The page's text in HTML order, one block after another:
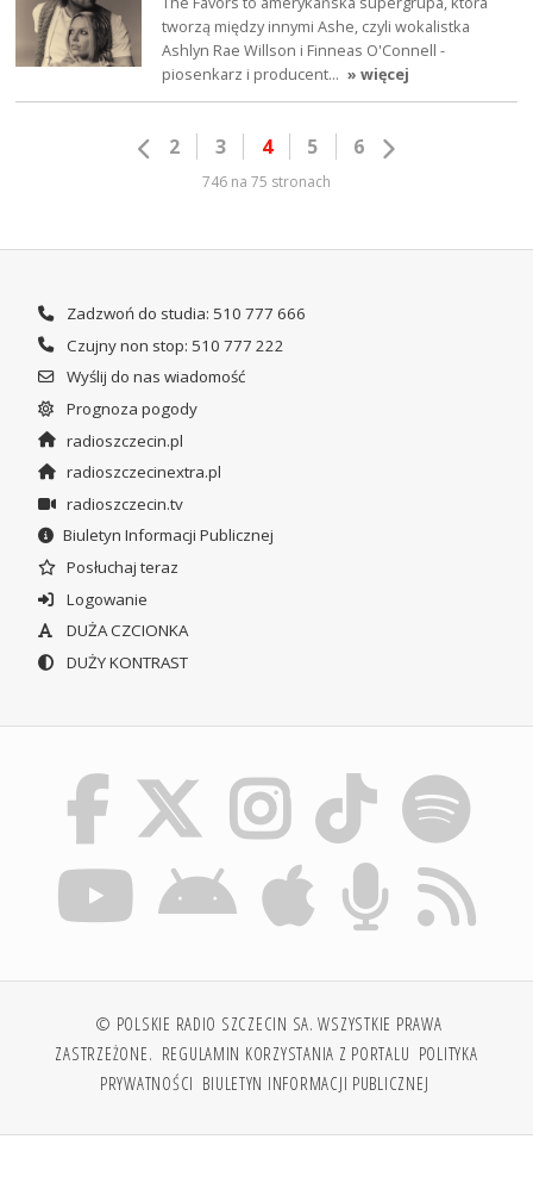
tworzą między innymi Ashe, czyli wokalistka
Ashlyn Rae Willson i Finneas O'Connell -
piosenkarz i producent… » więcej
2 3 4 5 6
746 na 75 stronach
Zadzwoń do studia: 510 777 666
Czujny non stop: 510 777 222
Wyślij do nas wiadomość
Prognoza pogody
radioszczecin.pl
radioszczecinextra.pl
radioszczecin.tv
Biuletyn Informacji Publicznej
Posłuchaj teraz
Logowanie
DUŻA CZCIONKA
DUŻY KONTRAST
© POLSKIE RADIO SZCZECIN SA. WSZYSTKIE PRAWA
ZASTRZEŻONE. REGULAMIN KORZYSTANIA Z PORTALU POLITYKA
PRYWATNOŚCI BIULETYN INFORMACJI PUBLICZNEJ